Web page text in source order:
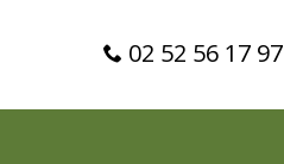
02 52 56 17 97